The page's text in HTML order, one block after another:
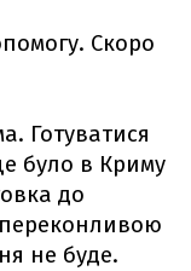
Скоро
Готуватися
було в Криму
до
переконливою
не буде.